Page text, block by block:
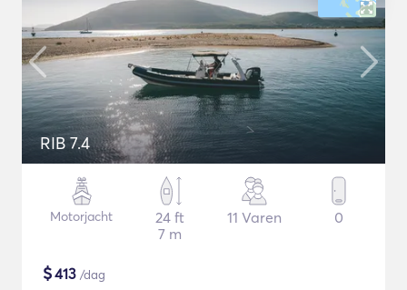
RIB 7.4
Motorjacht
24 ft
7 m
11 Varen 0
$413 /dag